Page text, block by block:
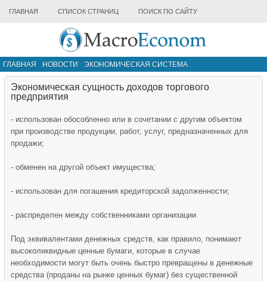
ГЛАВНАЯ СПИСОК СТРАНИЦ ПОИСК ПО САЙТУ
ГЛАВНАЯ НОВОСТИ
ЭКОНОМИЧЕСКАЯ СИСТЕМА
ИНФРАСТРУКТУРА РЫНКА
Экономическая сущность доходов торгового
предприятия
- использован обособленно или в сочетании с другим объектом
при производстве продукции, работ, услуг, предназначенных для
продажи;
- обменен на другой объект имущества;
- использован для погашения кредиторской задолженности;
- распределен между собственниками организации.
Под эквивалентами денежных средств, как правило, понимают
высоколиквидные ценные бумаги, которые в случае
необходимости могут быть очень быстро превращены в денежные
средства (проданы на рынке ценных бумаг) без существенной